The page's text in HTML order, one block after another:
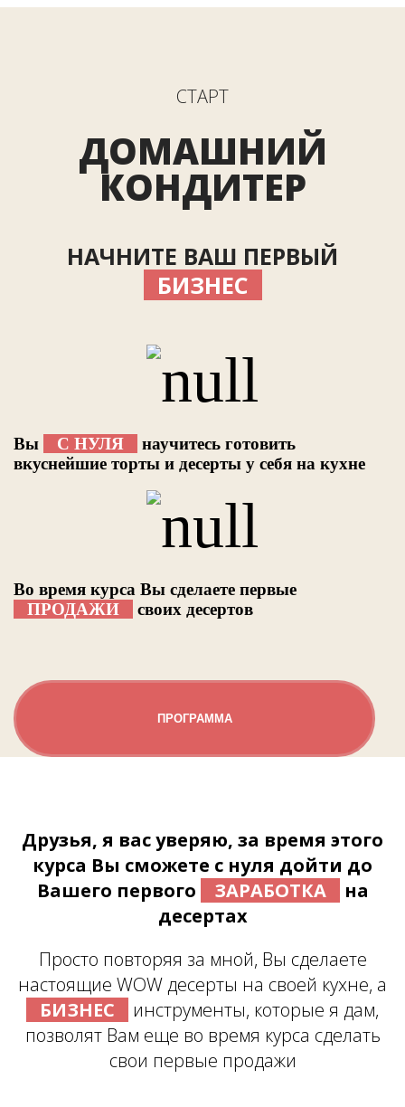
СТАРТ
ДОМАШНИЙ
КОНДИТЕР
НАЧНИТЕ ВАШ ПЕРВЫЙ
БИЗНЕС
Вы С НУЛЯ
научитесь готовить
вкуснейшие торты и десерты у себя на кухне
Во время курса Вы сделаете первые
ПРОДАЖИ
своих десертов
ПРОГРАММА
Друзья, я вас уверяю, за время этого
курса Вы сможете с нуля дойти до
Вашего первого
ЗАРАБОТКА
на
десертах
Просто повторяя за мной, Вы сделаете
настоящие WOW десерты на своей кухне, а
БИЗНЕС
инструменты, которые я дам,
позволят Вам еще во время курса сделать
свои первые продажи